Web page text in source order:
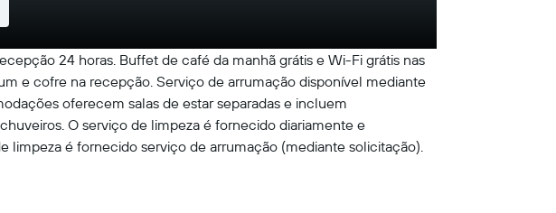
24 horas. Buffet de café da manhã grátis e Wi-Fi grátis nas
e cofre na recepção. Serviço de arrumação disponível mediante
oferecem salas de estar separadas e incluem
O serviço de limpeza é fornecido diariamente e
limpeza é fornecido serviço de arrumação (mediante solicitação).